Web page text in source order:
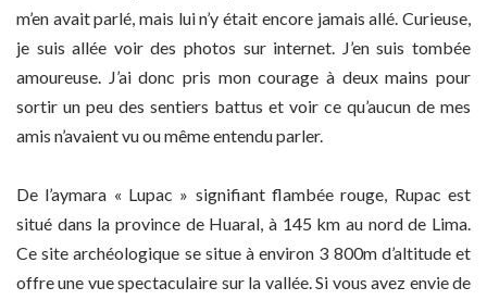
m’en avait parlé, mais lui n’y était encore jamais allé. Curieuse,
je suis allée voir des photos sur internet. J’en suis tombée
amoureuse. J’ai donc pris mon courage à deux mains pour
sortir un peu des sentiers battus et voir ce qu’aucun de mes
amis n’avaient vu ou même entendu parler.
De l’aymara « Lupac » signifiant flambée rouge, Rupac est
situé dans la province de Huaral, à 145 km au nord de Lima.
Ce site archéologique se situe à environ 3 800m d’altitude et
offre une vue spectaculaire sur la vallée. Si vous avez envie de